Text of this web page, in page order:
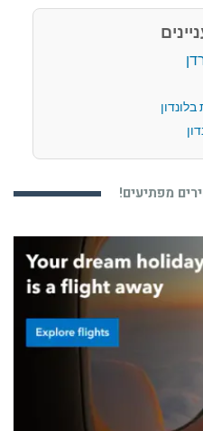
מפתיעים!